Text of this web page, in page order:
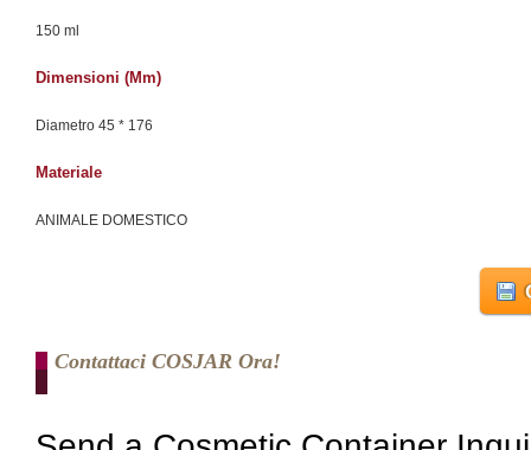
150 ml
Dimensioni (mm)
Diametro 45 * 176
Materiale
ANIMALE DOMESTICO
Contattaci COSJAR Ora!